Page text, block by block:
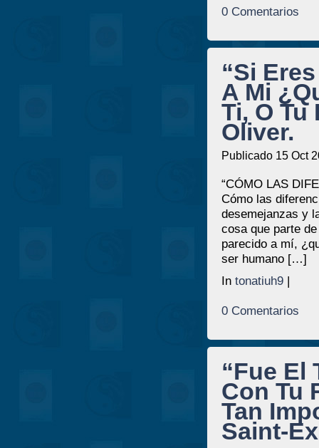
0 Comentarios
“Si
A Mi
Ti, O
Oliver.
Publicado 15 Oct
“CÓMO LAS
Cómo las
desemejanzas y
cosa que parte
parecido a mí,
ser humano […]
In tonatiuh9|
0 Comentarios
“Fue El
Con Tu
Tan
Saint-